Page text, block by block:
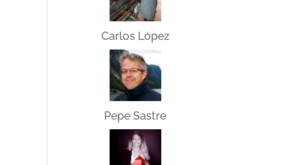
Carlos López
Pepe Sastre